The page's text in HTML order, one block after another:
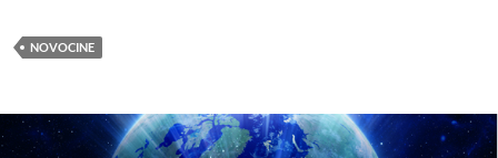
NOVOCINE